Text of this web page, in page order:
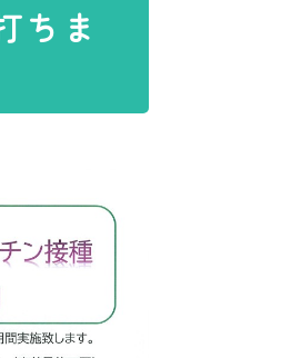
ちま